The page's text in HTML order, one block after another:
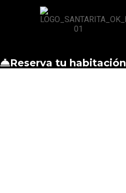
Reserva tu habitación